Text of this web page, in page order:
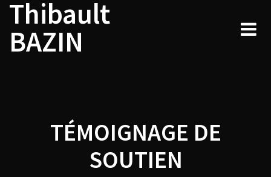
Skip
content
Thibault
BAZIN
TÉMOIGNAGE DE
SOUTIEN
Navigation
de